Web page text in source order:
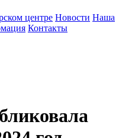
центре Новости Наша
Контакты